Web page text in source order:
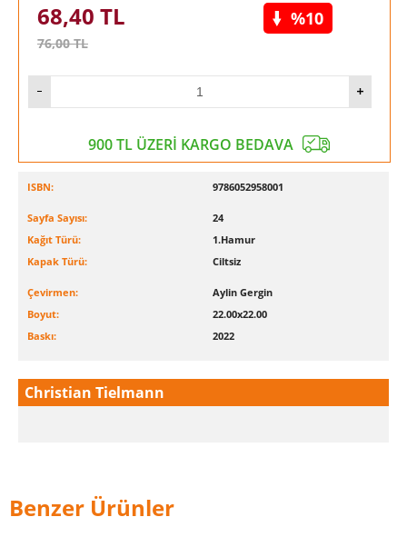
68,40 TL
76,00TL
%10
900 TL ÜZERİ KARGO BEDAVA
ISBN: 9786052958001
Sayfa Sayısı:
24
Kağıt Türü:
1.Hamur
Kapak Türü:
Ciltsiz
Çevirmen:
Aylin Gergin
Boyut:
22.00x22.00
Baskı:
2022
Christian Tielmann
Benzer Ürünler